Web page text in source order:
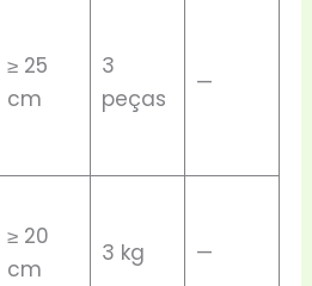
≥ 25
cm
3
peças
—
≥ 20
cm
3 kg —